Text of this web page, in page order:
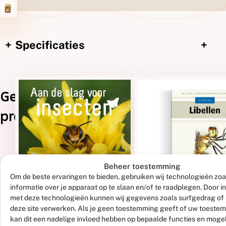
Beheer toestemming
Om de beste ervaringen te bieden, gebruiken wij technologieën
informatie over je apparaat op te slaan en/of te raadplegen. Door
met deze technologieën kunnen wij gegevens zoals surfgedrag of
deze site verwerken. Als je geen toestemming geeft of uw
kan dit een nadelige invloed hebben op bepaalde functies en
+ Uitgebreide +
Specificaties +
Gerelateerde
producten
€ 0,00
Aan de slag
Bestel